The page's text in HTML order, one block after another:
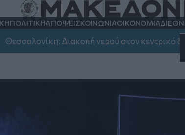
ΠΟΛΙΤΙΚΗΑΠΟΨΕΙΣΚΟΙΝΩΝΙΑΟΙΚΟΝΟΜΙΑ
Διακοπή νερού στον κεντρικό δήμο, στην
στη Θεσσαλονίκη